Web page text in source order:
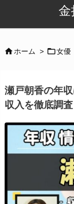
金
ホーム > 女優
瀬戸朝香の年
収入を徹底調査